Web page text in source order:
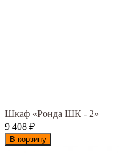
Шкаф «Ронда ШК - 2»
9 408 ₽
В корзину